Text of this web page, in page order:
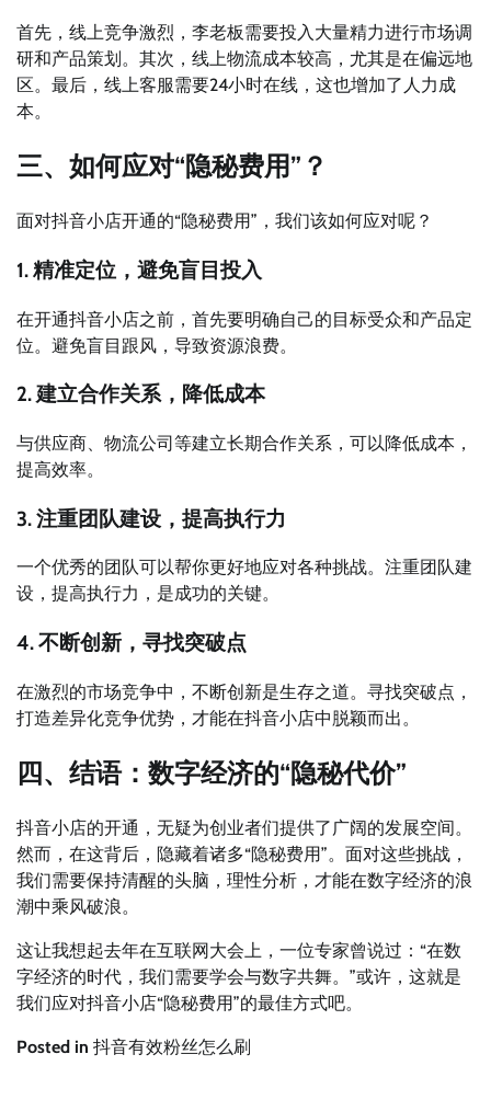
首先，线上竞争激烈，李老板需要投入大量精力进行市场调
研和产品策划。其次，线上物流成本较高，尤其是在偏远地
区。最后，线上客服需要24小时在线，这也增加了人力成
本。
三、如何应对“隐秘费用”？
面对抖音小店开通的“隐秘费用”，我们该如何应对呢？
1. 精准定位，避免盲目投入
在开通抖音小店之前，首先要明确自己的目标受众和产品定
位。避免盲目跟风，导致资源浪费。
2. 建立合作关系，降低成本
与供应商、物流公司等建立长期合作关系，可以降低成本，
提高效率。
3. 注重团队建设，提高执行力
一个优秀的团队可以帮你更好地应对各种挑战。注重团队建
设，提高执行力，是成功的关键。
4. 不断创新，寻找突破点
在激烈的市场竞争中，不断创新是生存之道。寻找突破点，
打造差异化竞争优势，才能在抖音小店中脱颖而出。
四、结语：数字经济的“隐秘代价”
抖音小店的开通，无疑为创业者们提供了广阔的发展空间。
然而，在这背后，隐藏着诸多“隐秘费用”。面对这些挑战，
我们需要保持清醒的头脑，理性分析，才能在数字经济的浪
潮中乘风破浪。
这让我想起去年在互联网大会上，一位专家曾说过：“在数
字经济的时代，我们需要学会与数字共舞。”或许，这就是
我们应对抖音小店“隐秘费用”的最佳方式吧。
Posted in 抖音有效粉丝怎么刷